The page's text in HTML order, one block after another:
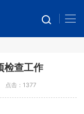
检查工作
点击： 1377